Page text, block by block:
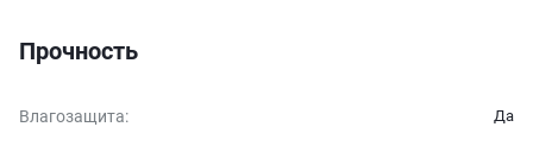
Прочность
Влагозащита: Да